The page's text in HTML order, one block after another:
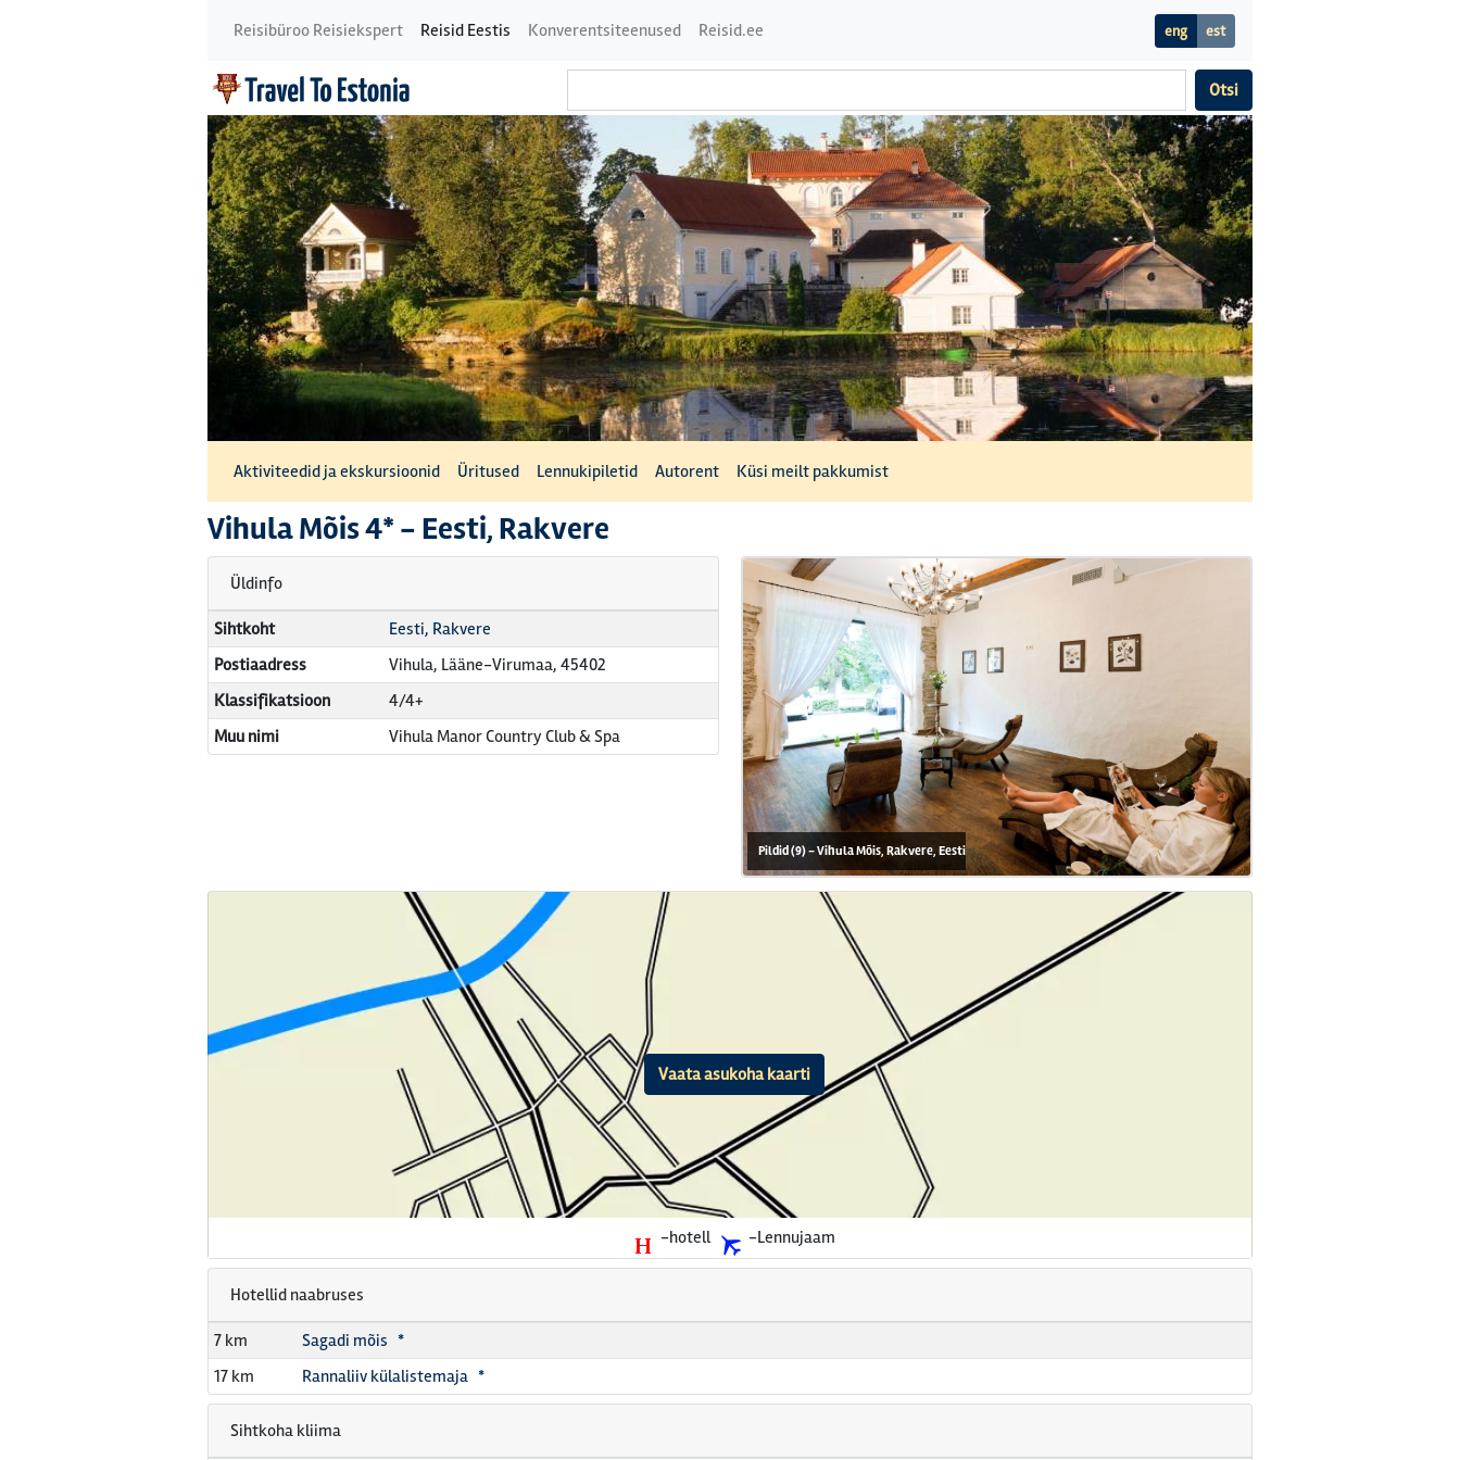
Reisibüroo Reisiekspert Reisid Eestis Konverentsiteenused Reisid.ee eng est
Otsi
Aktiviteedid ja ekskursioonid Üritused Lennukipiletid Autorent Küsi meilt pakkumist
Vihula Mõis4* - Eesti, Rakvere
Üldinfo
Sihtkoht
Eesti, Rakvere
Postiaadress
Vihula, Lääne-Virumaa, 45402
Klassifikatsioon
4/4+
Muu nimi
Vihula Manor Country Club & Spa
Pildid (9) - Vihula Mõis, Rakvere, Eesti
-hotell -Lennujaam
Vaata asukoha kaarti
Hotellid naabruses
7 km
Sagadi mõis *
17 km
Rannaliiv külalistemaja *
Sihtkoha kliima